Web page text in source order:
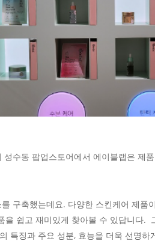
성수동 팝업스토어에서 에이블랩은
구축했는데요. 다양한 스킨케어 제
쉽고 재미있게 찾아볼 수 있답니다.
특징과 주요 성분, 효능을 더욱 선명하